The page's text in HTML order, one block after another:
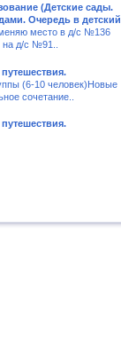
(Детские сады.
Очередь в детский
место в д/с №136
на д/с №91..
(6-10 человек)Новые
сочетание..